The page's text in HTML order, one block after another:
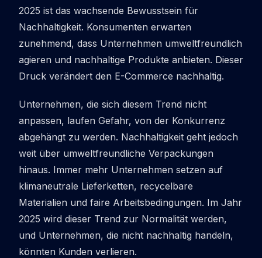
2025 ist das wachsende Bewusstsein für
Nachhaltigkeit. Konsumenten erwarten
zunehmend, dass Unternehmen umweltfreundlich
agieren und nachhaltige Produkte anbieten. Dieser
Druck verändert den E-Commerce nachhaltig.
Unternehmen, die sich diesem Trend nicht
anpassen, laufen Gefahr, von der Konkurrenz
abgehängt zu werden. Nachhaltigkeit geht jedoch
weit über umweltfreundliche Verpackungen
hinaus. Immer mehr Unternehmen setzen auf
klimaneutrale Lieferketten, recycelbare
Materialien und faire Arbeitsbedingungen. Im Jahr
2025 wird dieser Trend zur Normalität werden,
und Unternehmen, die nicht nachhaltig handeln,
könnten Kunden verlieren.